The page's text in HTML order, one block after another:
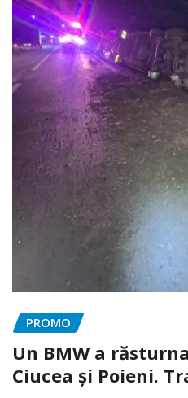
PROMO
Un BMW a
Ciucea și Poieni.